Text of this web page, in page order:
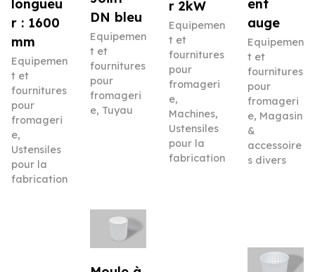
longueu
r : 1600
mm
Equipemen
t et
fournitures
pour
fromageri
e,
Ustensiles
pour la
fabrication
DN bleu
Equipemen
t et
fournitures
pour
fromageri
e, Tuyau
r 2kW
Equipemen
t et
fournitures
pour
fromageri
e,
Machines,
Ustensiles
pour la
fabrication
ent
auge
Equipemen
t et
fournitures
pour
fromageri
e, Magasin
&
accessoire
s divers